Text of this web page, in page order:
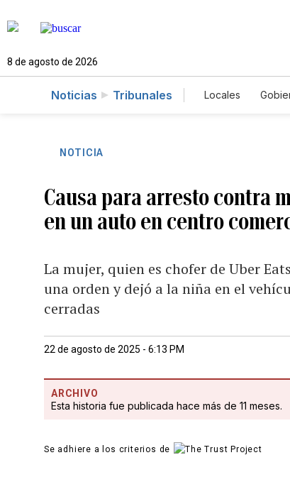
8 de agosto de 2026
Noticias Tribunales Locales
NOTICIA
Causa para arresto contra
en un auto en centro
La mujer, quien es chofer de Uber
una orden y dejó a la niña en el
cerradas
22 de agosto de 2025 - 6:13 PM
ARCHIVO
Esta historia fue publicada hace más de 11 meses.
Se adhiere a los criterios de